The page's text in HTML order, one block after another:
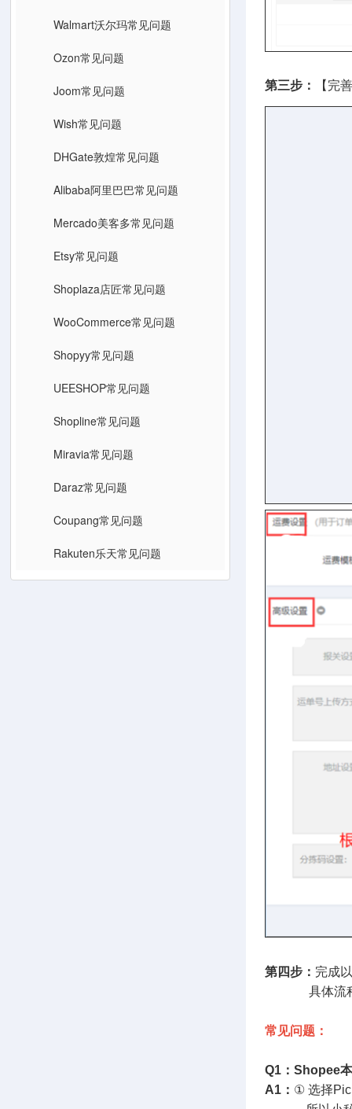
Walmart沃尔玛常见问题
Ozon常见问题
Joom常见问题
Wish常见问题
DHGate敦煌常见问题
Alibaba阿里巴巴常见问题
Mercado美客多常见问题
Etsy常见问题
Shoplaza店匠常见问题
WooCommerce常见问题
Shopyy常见问题
UEESHOP常见问题
Shopline常见问题
Miravia常见问题
Daraz常见问题
Coupang常见问题
Rakuten乐天常见问题
第三步： 【完
第四步： 完成
具体流程
常见问题：
Q1：Shopee
A1： ① 选择